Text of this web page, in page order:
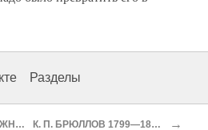
Разделы
НОВЫЙ ЗАМЫСЕЛ ХУДОЖНИКА К. П. БРЮЛЛОВ 1799—1852 гг. →